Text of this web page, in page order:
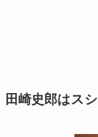
田崎史郎はス